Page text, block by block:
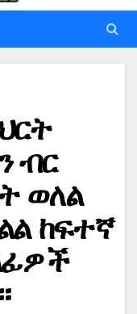
ብር
ወለል
ከፍተኛ